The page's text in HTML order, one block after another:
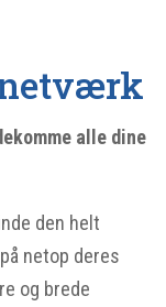
alle dine
den helt
netop deres
og brede